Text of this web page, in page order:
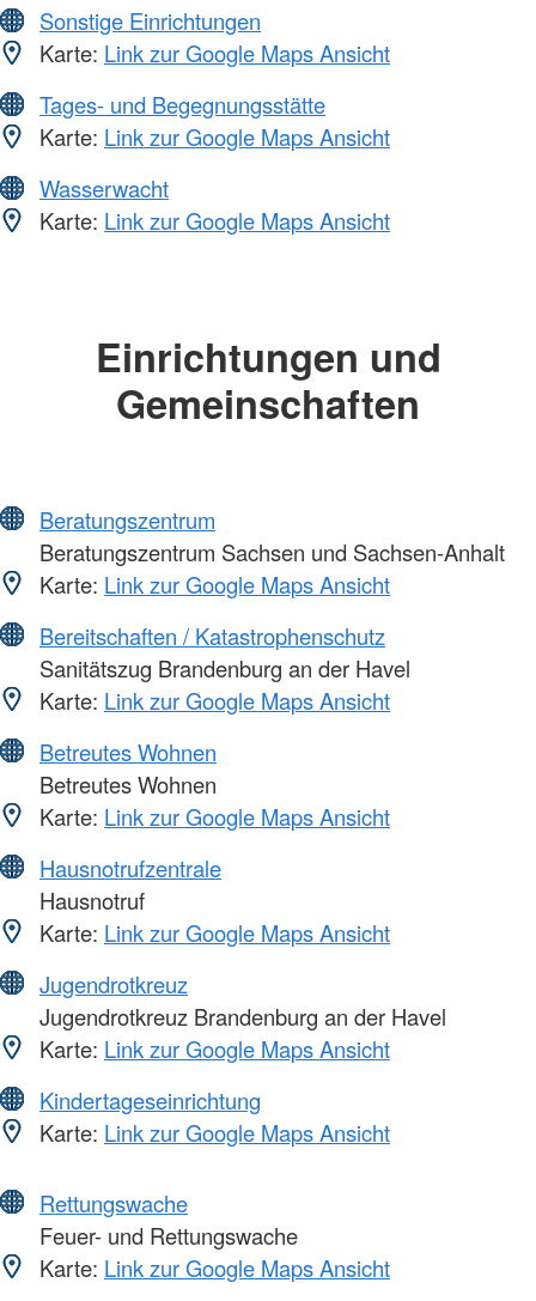
Sonstige Einrichtungen
Karte: Link zur Google Maps Ansicht
Tages- und Begegnungsstätte
Karte: Link zur Google Maps Ansicht
Wasserwacht
Karte: Link zur Google Maps Ansicht
Einrichtungen und
Gemeinschaften
Beratungszentrum
Beratungszentrum Sachsen und Sachsen-Anhalt
Karte: Link zur Google Maps Ansicht
Bereitschaften / Katastrophenschutz
Sanitätszug Brandenburg an der Havel
Karte: Link zur Google Maps Ansicht
Betreutes Wohnen
Betreutes Wohnen
Karte: Link zur Google Maps Ansicht
Hausnotrufzentrale
Hausnotruf
Karte: Link zur Google Maps Ansicht
Jugendrotkreuz
Jugendrotkreuz Brandenburg an der Havel
Karte: Link zur Google Maps Ansicht
Kindertageseinrichtung
Karte: Link zur Google Maps Ansicht
Rettungswache
Feuer- und Rettungswache
Karte: Link zur Google Maps Ansicht